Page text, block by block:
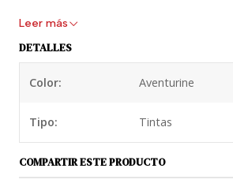
Caja de Metal con 6 cartuchos
tinta premium Edelstein de Pelikan.
tiene impreso el logo de Pelikan y
Edelstein. Todos en conjunto,
el logo de Pelikan.
Realmente son una monada. Ideal
aquellos que usan pluma con
Leer más
DETALLES
Color: Aventurine
Tipo: Tintas
COMPARTIR ESTE PRODUCTO